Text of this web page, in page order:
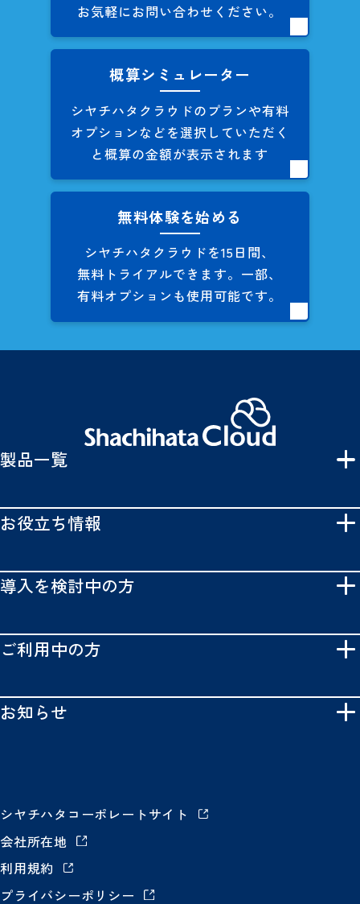
お気軽にお問い合わせください。
概算シミュレーター
シヤチハタクラウドのプランや有料
オプションなどを選択していただく
と概算の金額が表示されます
無料体験を始める
シヤチハタクラウドを15日間、
無料トライアルできます。 一部、
有料オプションも使用可能です。
製品一覧
お役立ち情報
導入を検討中の方
ご利用中の方
お知らせ
シヤチハタコーポレートサイト
会社所在地
利用規約
プライバシーポリシー